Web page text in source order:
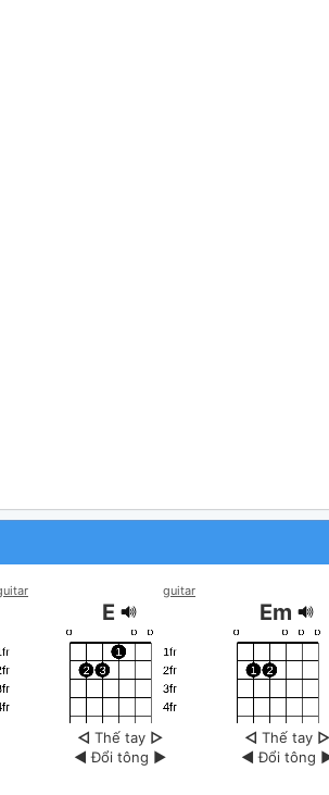
guitar
E
◁ Thế tay ▷
◀ Đổi tông ▶
Em
◁ Thế tay ▷
◀ Đổi tông